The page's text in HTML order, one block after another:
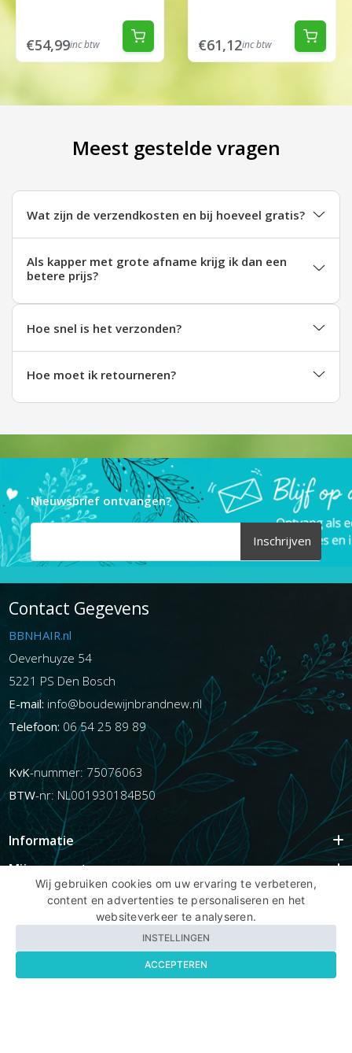
€54,99inc btw €61,12inc btw
Meest gestelde vragen
Wat zijn de verzendkosten en bij hoeveel gratis?
Als kapper met grote afname krijg ik dan een
betere prijs?
Hoe snel is het verzonden?
Hoe moet ik retourneren?
Nieuwsbrief ontvangen?
Inschrijven
Contact Gegevens
BBNHAIR.nl
Oeverhuyze 54
5221 PS Den Bosch
E-mail: info@boudewijnbrandnew.nl
Telefoon: 06 54 25 89 89
KvK-nummer: 75076063
BTW-nr: NL001930184B50
Informatie
Mijn account
Populaire Tags
Wij gebruiken cookies om uw ervaring te verbeteren,
content en advertenties te personaliseren en het
websiteverkeer te analyseren.
INSTELLINGEN
ACCEPTEREN